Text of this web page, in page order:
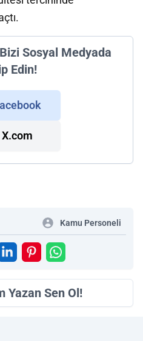
Sosyal Medyada
Edin!
X.com
Kamu Personeli
Yazan Sen Ol!